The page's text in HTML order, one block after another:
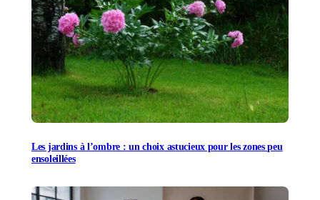
Les jardins à l’ombre : un choix astucieux pour les zones peu
ensoleillées